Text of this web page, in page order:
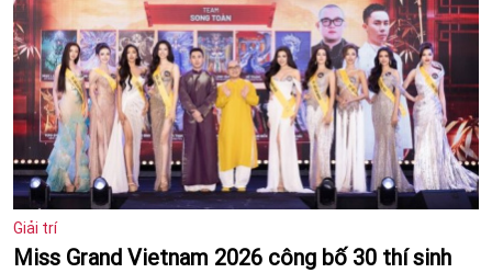
Giải trí
Miss Grand Vietnam 2026 công bố 30 thí sinh